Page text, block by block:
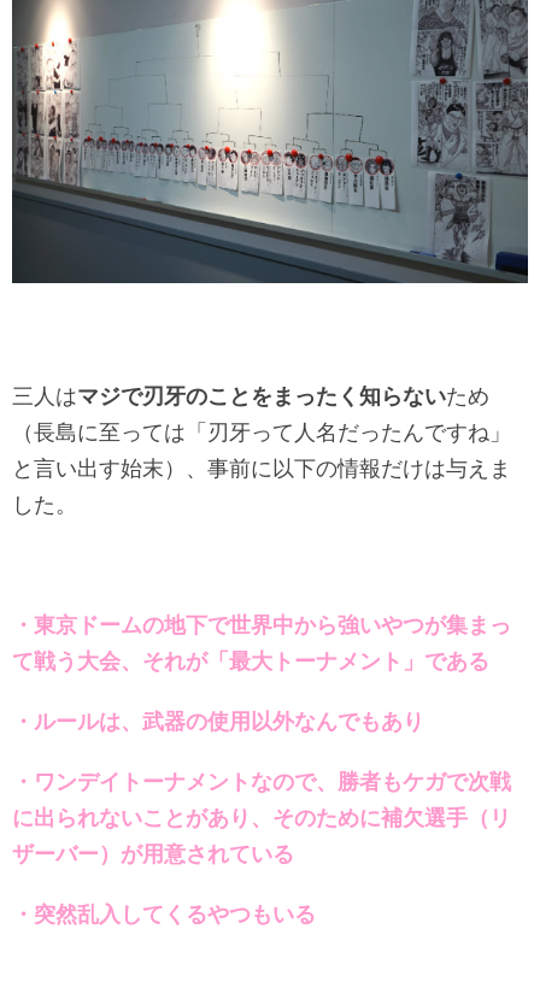
三人はマジで刃牙のことをまったく知らないため
（長島に至っては「刃牙って人名だったんですね」
と言い出す始末）、事前に以下の情報だけは与えま
した。
・東京ドームの地下で世界中から強いやつが集まっ
て戦う大会、それが「最大トーナメント」である
・ルールは、武器の使用以外なんでもあり
・ワンデイトーナメントなので、勝者もケガで次戦
に出られないことがあり、そのために補欠選手（リ
ザーバー）が用意されている
・突然乱入してくるやつもいる